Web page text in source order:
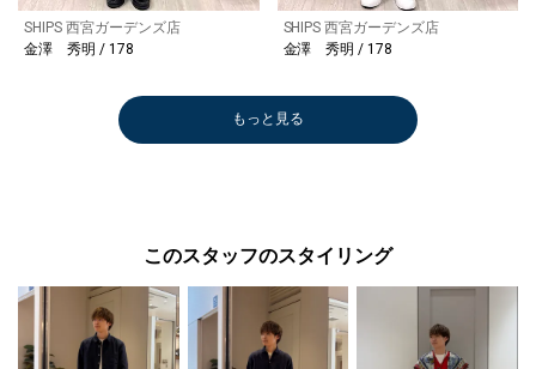
SHIPS 西宮ガーデンズ店
金澤 秀明 / 178
SHIPS 西宮ガーデンズ店
金澤 秀明 / 178
もっと見る
このスタッフのスタイリング